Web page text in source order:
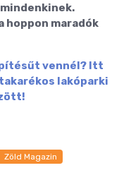
hoppon maradók
vennél? Itt
lakóparki
Zöld Magazin